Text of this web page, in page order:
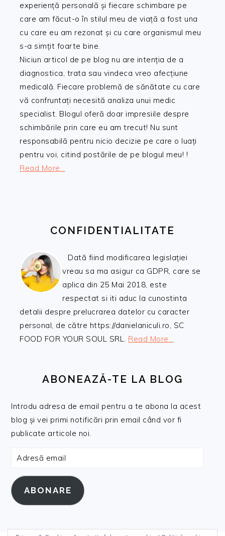
experiență personală și fiecare schimbare pe
care am făcut-o în stilul meu de viață a fost una
cu care eu am rezonat și cu care organismul meu
s-a simțit foarte bine.
Niciun articol de pe blog nu are intenția de a
diagnostica, trata sau vindeca vreo afecțiune
medicală. Fiecare problemă de sănătate cu care
vă confruntați necesită analiza unui medic
specialist. Blogul oferă doar impresiile despre
schimbările prin care eu am trecut! Nu sunt
responsabilă pentru nicio decizie pe care o luați
pentru voi, citind postările de pe blogul meu! !
Read More…
CONFIDENTIALITATE
Dată fiind modificarea legislației
vreau sa ma asigur ca GDPR, care se
aplica din 25 Mai 2018, este
respectat si iti aduc la cunostinta
detalii despre prelucrarea datelor cu caracter
personal, de către https://danielaniculi.ro, SC
FOOD FOR YOUR SOUL SRL. Read More…
ABONEAZĂ-TE LA BLOG
Introdu adresa de email pentru a te abona la acest
blog și vei primi notificări prin email când vor fi
publicate articole noi.
Adresă
ABONARE